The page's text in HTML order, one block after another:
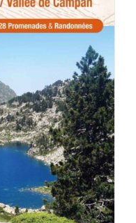
/ DÉTAILS